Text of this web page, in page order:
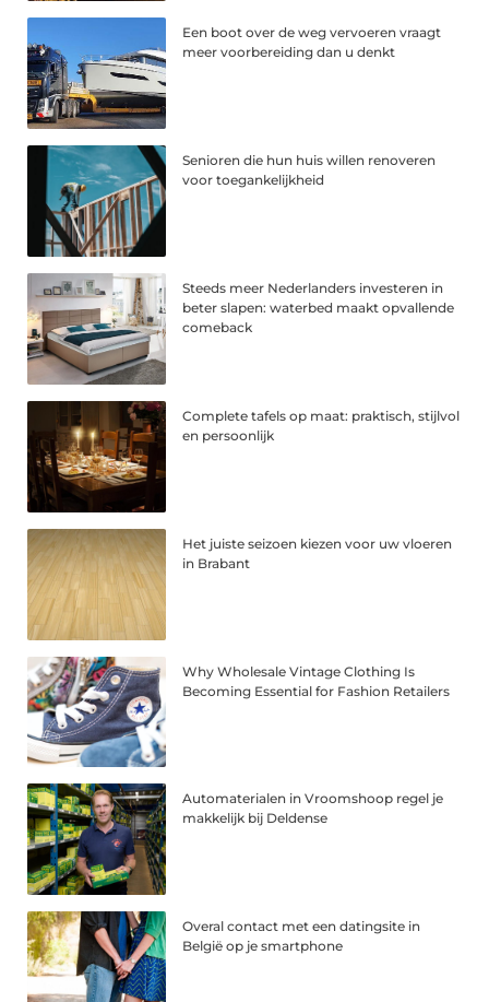
Een boot over de weg vervoeren vraagt
meer voorbereiding dan u denkt
Senioren die hun huis willen renoveren
voor toegankelijkheid
Steeds meer Nederlanders investeren in
beter slapen: waterbed maakt opvallende
comeback
Complete tafels op maat: praktisch, stijlvol
en persoonlijk
Het juiste seizoen kiezen voor uw vloeren
in Brabant
Why Wholesale Vintage Clothing Is
Becoming Essential for Fashion Retailers
Automaterialen in Vroomshoop regel je
makkelijk bij Deldense
Overal contact met een datingsite in
België op je smartphone